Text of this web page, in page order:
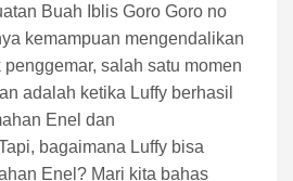
Buah Iblis Goro Goro no
kemampuan mengendalikan
penggemar, salah satu momen
adalah ketika Luffy berhasil
Enel dan
bagaimana Luffy bisa
Enel? Mari kita bahas